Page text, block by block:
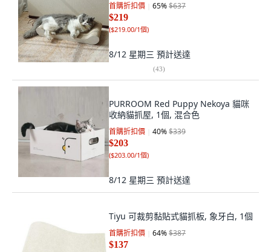
首購折扣價 65%$637
$219
($219.00/1個)
8/12 星期三 預計送達
(43)
PURROOM Red Puppy Nekoya 貓咪
收納貓抓屋, 1個, 混合色
首購折扣價 40%$339
$203
($203.00/1個)
8/12 星期三 預計送達
Tiyu 可裁剪黏貼式貓抓板, 象牙白, 1個
首購折扣價 64%$387
$137